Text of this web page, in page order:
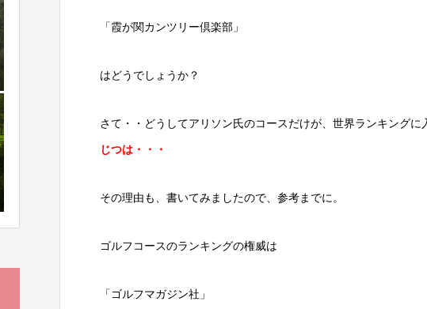
「霞が関カンツリー倶楽部」
はどうでしょうか？
さて・・どうしてアリソン氏のコースだけが、世界ランキングに
じつは・・・
その理由も、書いてみましたので、参考までに。
ゴルフコースのランキングの権威は
「ゴルフマガジン社」